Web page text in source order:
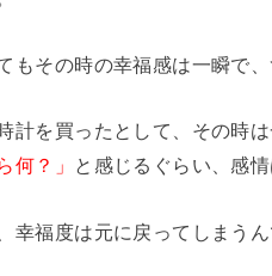
もその時の幸福感は一瞬で
計を買ったとして、その時
何？」 と感じるぐらい、感情
幸福度は元に戻ってしまうん